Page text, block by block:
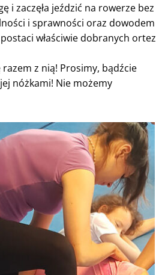
i zaczęła jeździć na rowerze bez
i sprawności oraz dowodem
właściwie dobranych ortez
z nią! Prosimy, bądźcie
nóżkami! Nie możemy